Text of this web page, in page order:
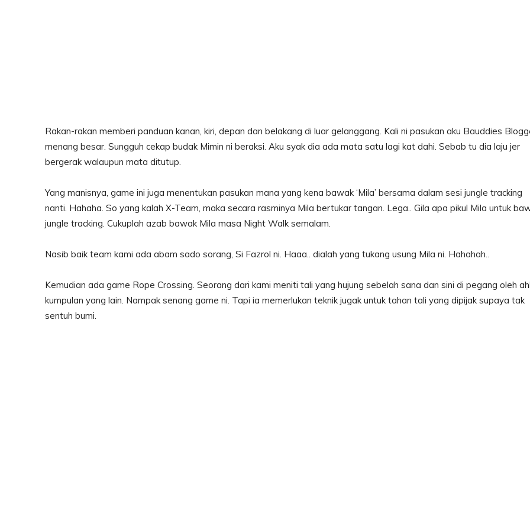
Rakan-rakan memberi panduan kanan, kiri, depan dan belakang di luar gelanggang. Kali ni pasukan aku Bauddies
menang besar. Sungguh cekap budak Mimin ni beraksi. Aku syak dia ada mata satu lagi kat dahi. Sebab tu dia laju jer
bergerak walaupun mata ditutup.
Yang manisnya, game ini juga menentukan pasukan mana yang kena bawak ‘Mila’ bersama dalam sesi jungle tracking
nanti. Hahaha. So yang kalah X-Team, maka secara rasminya Mila bertukar tangan. Lega.. Gila apa pikul Mila untuk
jungle tracking. Cukuplah azab bawak Mila masa Night Walk semalam.
Nasib baik team kami ada abam sado sorang, Si Fazrol ni. Haaa.. dialah yang tukang usung Mila ni. Hahahah..
Kemudian ada game Rope Crossing. Seorang dari kami meniti tali yang hujung sebelah sana dan sini di pegang oleh
kumpulan yang lain. Nampak senang game ni. Tapi ia memerlukan teknik jugak untuk tahan tali yang dipijak supaya tak
sentuh bumi.